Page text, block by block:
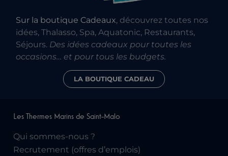
Sur la boutique Cadeaux, découvrez toutes nos
idées, Thalasso, Spa, Aquatonic, Restaurants,
Séjours. Des idées cadeaux pour toutes les
occasions… et pour tous les budgets.
LA BOUTIQUE CADEAU
Les Thermes Marins de Saint-Malo
Qui sommes-nous ?
Recrutement (offres d’emplois)